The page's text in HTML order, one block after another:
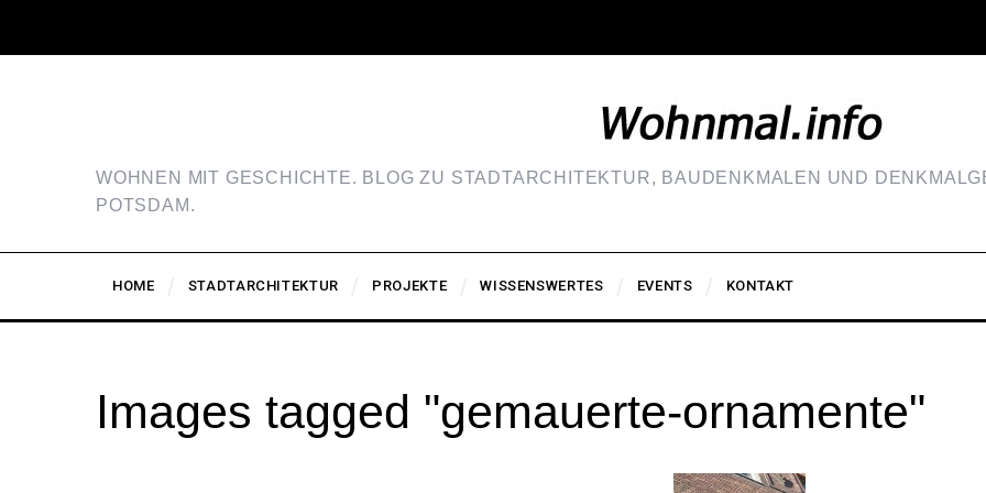
WOHNEN MIT GESCHICHTE. BLOG ZU STADTARCHITEKTUR, BAUDENKMALEN UND
POTSDAM.
HOME STADTARCHITEKTUR PROJEKTE WISSENSWERTES EVENTS KONTAKT
Images tagged "gemauerte-ornamente"